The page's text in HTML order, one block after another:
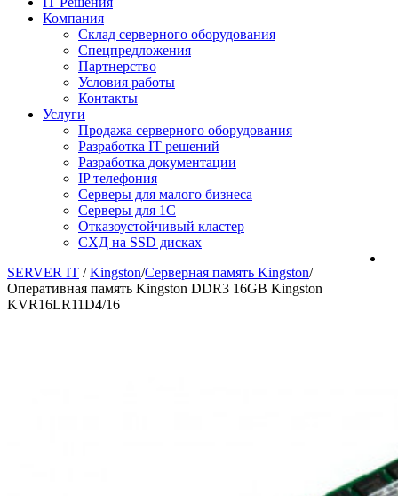
Компания
Склад серверного оборудования
Спецпредложения
Партнерство
Условия работы
Контакты
Услуги
Продажа серверного оборудования
Разработка IT решений
Разработка документации
IP телефония
Серверы для малого бизнеса
Серверы для 1С
Отказоустойчивый кластер
СХД на SSD дисках
SERVER IT / Kingston/Серверная память Kingston/
Оперативная память Kingston DDR3 16GB Kingston
KVR16LR11D4/16